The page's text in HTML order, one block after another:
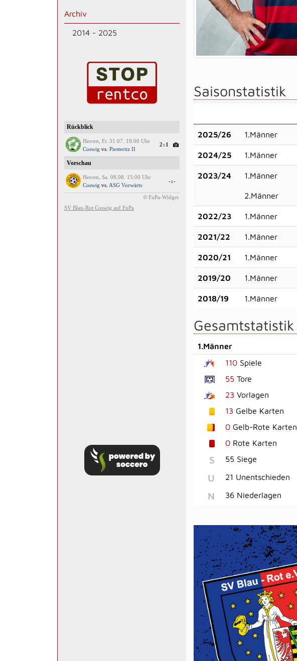
Archiv
2014 - 2025
Saisonstatistik
2025/26 1.Männer
2024/25 1.Männer
2023/24 1.Männer
2.Männer
2022/23 1.Männer
2021/22 1.Männer
2020/21 1.Männer
2019/20 1.Männer
2018/19 1.Männer
Gesamtstatistik
1.Männer
110 Spiele
55 Tore
23 Vorlagen
13 Gelbe Karten
0 Gelb-Rote Karten
0 Rote Karten
S 55 Siege
U 21 Unentschieden
N 36 Niederlagen